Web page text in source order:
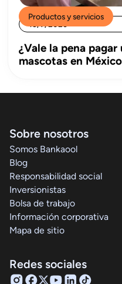
Productos y servicios
15/7/2026
¿Vale la pena
mascotas en
Sobre nosotros
Somos Bankaool
Blog
Responsabilidad social
Inversionistas
Bolsa de trabajo
Información corporativa
Mapa de sitio
Redes sociales